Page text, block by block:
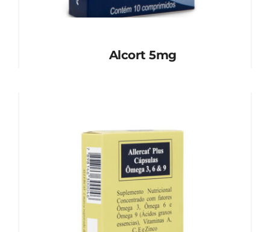
Alcort 5mg